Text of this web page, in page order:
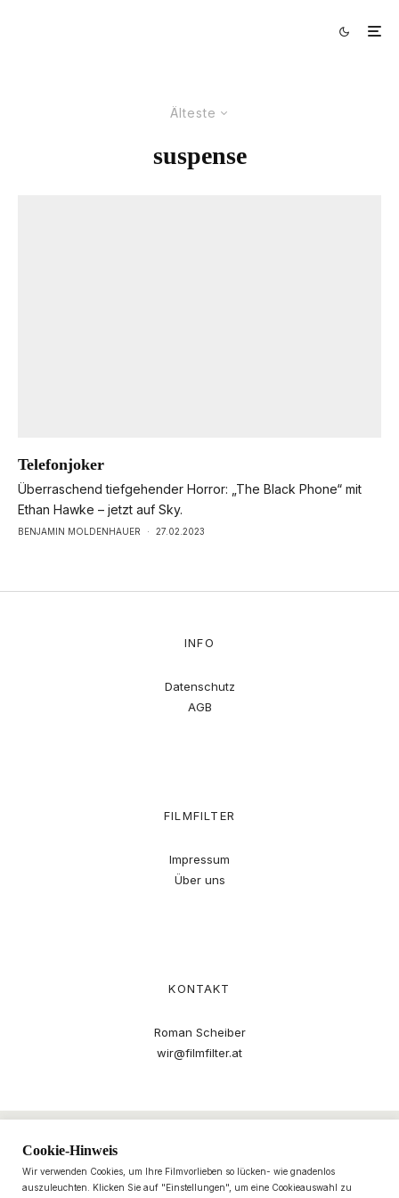
Älteste
suspense
Telefonjoker
Überraschend tiefgehender Horror: „The Black Phone“ mit
Ethan Hawke – jetzt auf Sky.
BENJAMIN MOLDENHAUER · 27.02.2023
INFO
Datenschutz
AGB
FILMFILTER
Impressum
Über uns
KONTAKT
Roman Scheiber
wir@filmfilter.at
Cookie-Hinweis
Wir verwenden Cookies, um Ihre Filmvorlieben so lücken- wie gnadenlos
auszuleuchten. Klicken Sie auf "Einstellungen", um eine Cookieauswahl zu